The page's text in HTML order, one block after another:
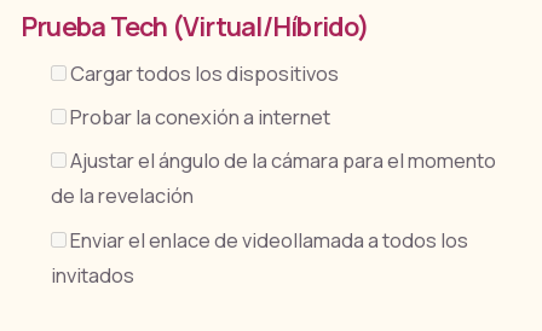
Prueba Tech (Virtual/Híbrido)
Cargar todos los dispositivos
Probar la conexión a internet
Ajustar el ángulo de la cámara para el momento
de la revelación
Enviar el enlace de videollamada a todos los
invitados